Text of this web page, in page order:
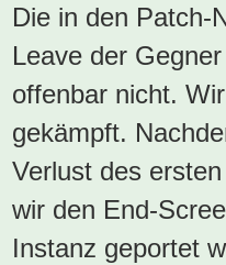
Die in den Patch-
Leave der
offenbar nicht.
gekämpft.
Verlust des
wir den End-
Instanz geportet